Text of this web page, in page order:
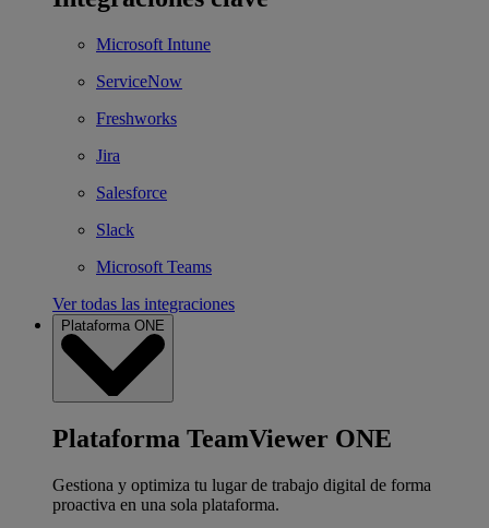
Microsoft Intune
ServiceNow
Freshworks
Jira
Salesforce
Slack
Microsoft Teams
Ver todas las integraciones
Plataforma ONE
Plataforma TeamViewer ONE
Gestiona y optimiza tu lugar de trabajo digital de forma
proactiva en una sola plataforma.